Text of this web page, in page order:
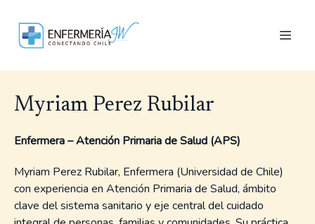
Myriam Perez Rubilar
Enfermera – Atención Primaria de Salud (APS)
Myriam Perez Rubilar, Enfermera (Universidad de Chile)
con experiencia en Atención Primaria de Salud, ámbito
clave del sistema sanitario y eje central del cuidado